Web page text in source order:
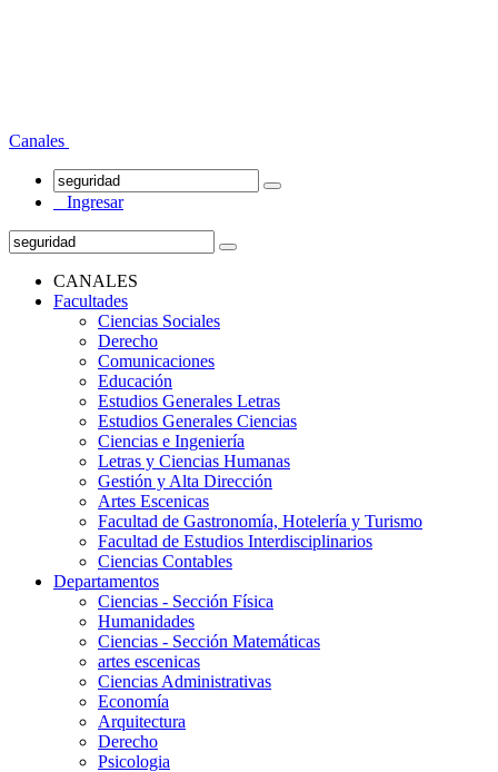
Canales
Ingresar
CANALES
Facultades
Ciencias Sociales
Derecho
Comunicaciones
Educación
Estudios Generales Letras
Estudios Generales Ciencias
Ciencias e Ingeniería
Letras y Ciencias Humanas
Gestión y Alta Dirección
Artes Escenicas
Facultad de Gastronomía, Hotelería y Turismo
Facultad de Estudios Interdisciplinarios
Ciencias Contables
Departamentos
Ciencias - Sección Física
Humanidades
Ciencias - Sección Matemáticas
artes escenicas
Ciencias Administrativas
Economía
Arquitectura
Derecho
Psicologia